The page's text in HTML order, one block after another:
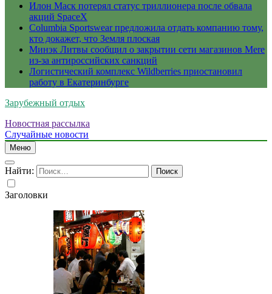
Илон Маск потерял статус триллионера после обвала
акций SpaceX
Columbia Sportswear предложила отдать компанию тому,
кто докажет, что Земля плоская
Минэк Литвы сообщил о закрытии сети магазинов Mere
из-за антироссийских санкций
Логистический комплекс Wildberries приостановил
работу в Екатеринбурге
Зарубежный отдых
Новостная рассылка
Случайные новости
Меню
Найти:
Заголовки